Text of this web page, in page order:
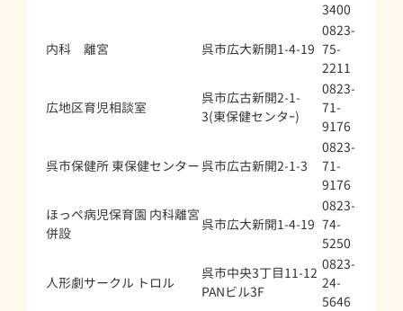
3400
内科 離宮 呉市広大新開1-4-19
0823-
75-
2211
広地区育児相談室
呉市広古新開2-1-
3(東保健センタｰ)
0823-
71-
9176
呉市保健所 東保健センター 呉市広古新開2-1-3
0823-
71-
9176
ほっぺ病児保育園 内科離宮
併設
呉市広大新開1-4-19
0823-
74-
5250
人形劇サークル トロル
呉市中央3丁目11-12
PANビル3F
0823-
24-
5646